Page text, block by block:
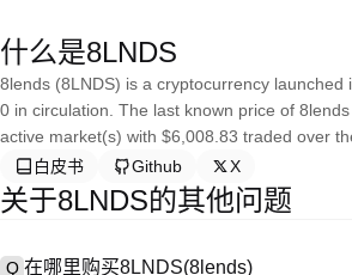
什么是8LNDS
8lends (8LNDS) is a cryptocurrency
0 in circulation. The last known price of
active market(s) with $6,008.83 traded over
白皮书
Github X
关于8LNDS的其他问题
Q 在哪里购买8LNDS(8lends)